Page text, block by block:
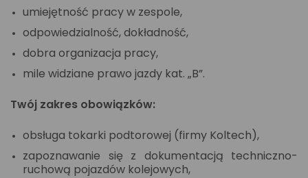
umiejętność pracy w zespole,
odpowiedzialność, dokładność,
dobra organizacja pracy,
mile widziane prawo jazdy kat. „B”.
Twój zakres obowiązków:
obsługa tokarki podtorowej (firmy Koltech),
zapoznawanie się z dokumentacją techniczno-
ruchową pojazdów kolejowych,